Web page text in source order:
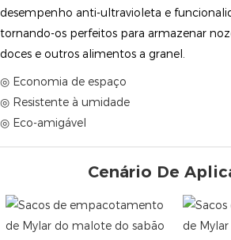
desempenho anti-ultravioleta e
tornando-os perfeitos para armazenar
doces e outros alimentos a granel.
◎ Economia de espaço
◎ Resistente à umidade
◎ Eco-amigável
Cenário De